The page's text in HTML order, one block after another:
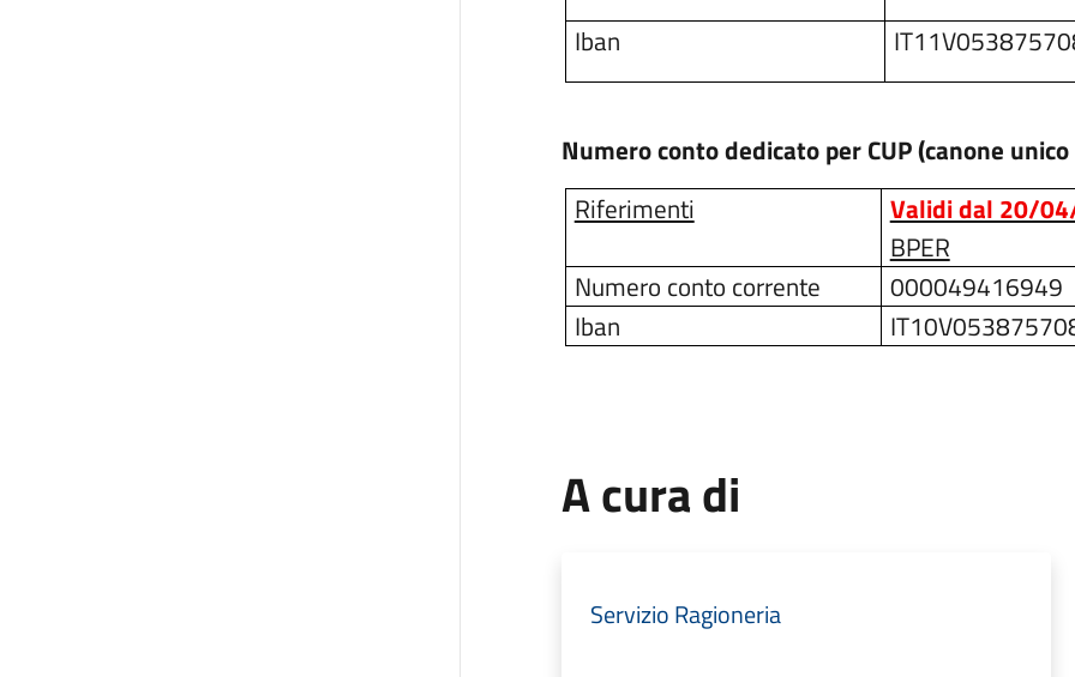
Iban
Numero conto dedicato per CUP (canone
Riferimenti
Validi dal 20/
BPER
Numero conto corrente
000049416949
Iban
A cura di
Servizio Ragioneria